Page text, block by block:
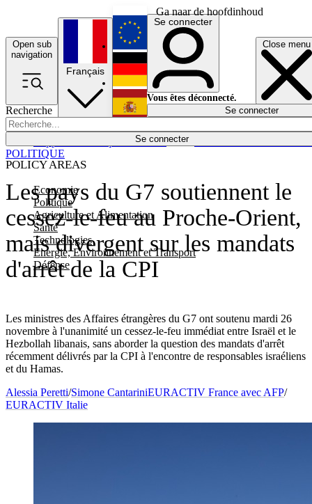
Ga naar de hoofdinhoud
Open sub
navigation
Close menu
Recherche
Se connecter
POLICY AREAS
Economie
Politique
Agriculture et Alimentation
Santé
Technologies
Energie, Environnement et Transport
Défense
Économie
Français
English
Deutsch
Español
Se connecter
Vous êtes déconnecté.
Se connecter
Les pays du G7 soutiennent le
cessez-le-feu au Proche-Orient,
mais divergent sur les mandats
d'arrêt de la CPI
Les ministres des Affaires étrangères du G7 ont soutenu mardi 26
novembre à l'unanimité un cessez-le-feu immédiat entre Israël et le
Hezbollah libanais, sans aborder la question des mandats d'arrêt
récemment délivrés par la CPI à l'encontre de responsables israéliens
et du Hamas.
POLITIQUE
Alessia Peretti/Simone CantariniEURACTIV France avec AFP/
EURACTIV Italie